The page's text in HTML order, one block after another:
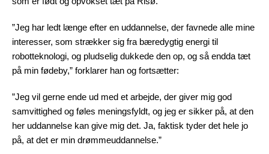
”Jeg har ledt længe efter en uddannelse, der favnede alle mine
interesser, som strækker sig fra bæredygtig energi til
robotteknologi, og pludselig dukkede den op, og så endda tæt
på min fødeby,” forklarer han og fortsætter:
”Jeg vil gerne ende ud med et arbejde, der giver mig god
samvittighed og føles meningsfyldt, og jeg er sikker på, at den
her uddannelse kan give mig det. Ja, faktisk tyder det hele jo
på, at det er min drømmeuddannelse.”